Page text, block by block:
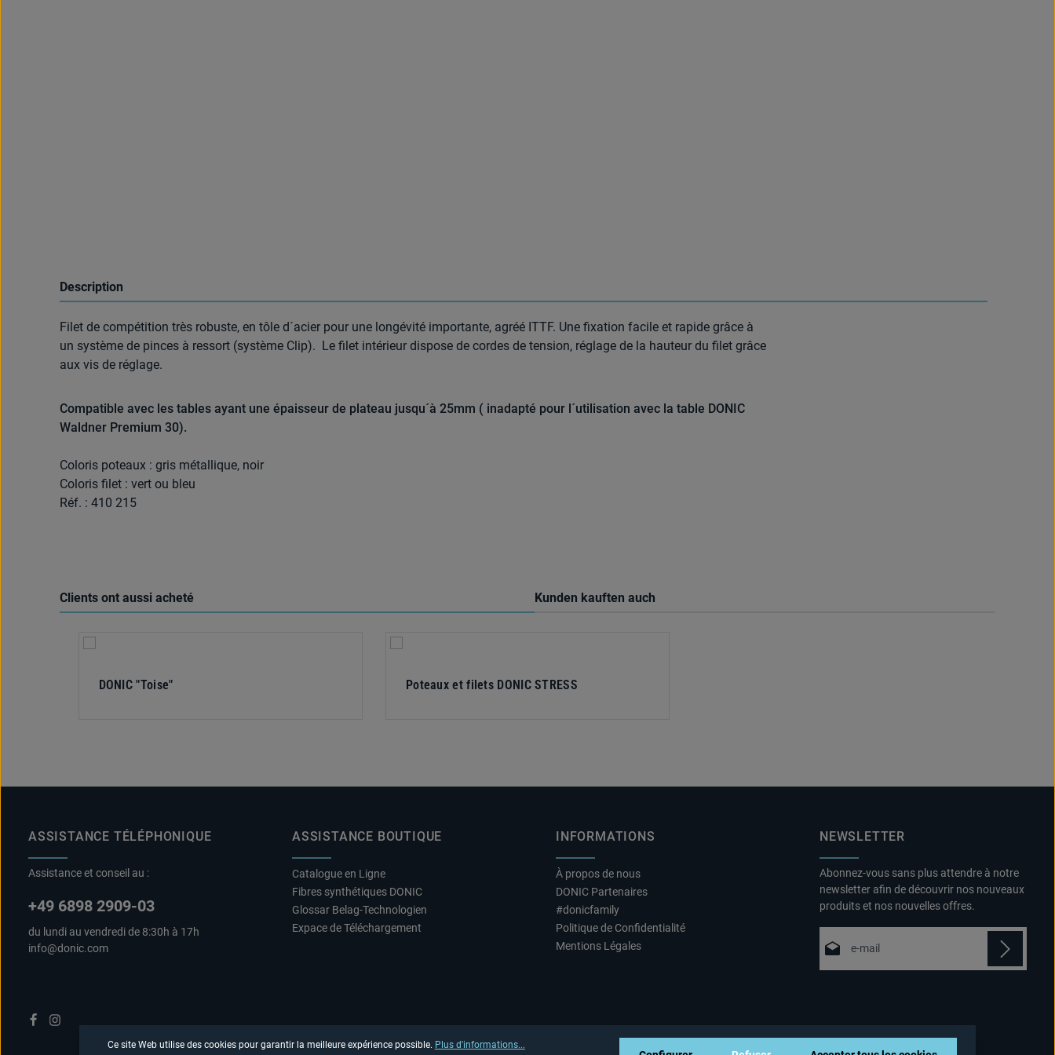
Description
Filet de compétition très robuste, en tôle d´acier pour une longévité importante, agréé ITTF. Une fixation facile et rapide grâce à
un système de pinces à ressort (système Clip). Le filet intérieur dispose de cordes de tension, réglage de la hauteur du filet grâce
aux vis de réglage.
Compatible avec les tables ayant une épaisseur de plateau jusqu´à 25mm ( inadapté pour l´utilisation avec la table DONIC
Waldner Premium 30).
Coloris poteaux : gris métallique, noir
Coloris filet : vert ou bleu
Réf. : 410 215
Clients ont aussi acheté Kunden kauften auch
Ignorer la galerie de produits
DONIC "Toise" Poteaux et filets DONIC STRESS
ASSISTANCE TÉLÉPHONIQUE
Assistance et conseil au :
+49 6898 2909-03
du lundi au vendredi de 8:30h à 17h
info@donic.com
ASSISTANCE BOUTIQUE
Catalogue en Ligne
Fibres synthétiques DONIC
Glossar Belag-Technologien
Expace de Téléchargement
INFORMATIONS
À propos de nous
DONIC Partenaires
#donicfamily
Politique de Confidentialité
Mentions Légales
NEWSLETTER
Abonnez-vous sans plus attendre à notre
newsletter afin de découvrir nos nouveaux
produits et nos nouvelles offres.
confirmez que vous avez lu nos
informations sur la protection des
Ce site Web utilise des cookies pour garantir la meilleure expérience possible. Plus d'informations...